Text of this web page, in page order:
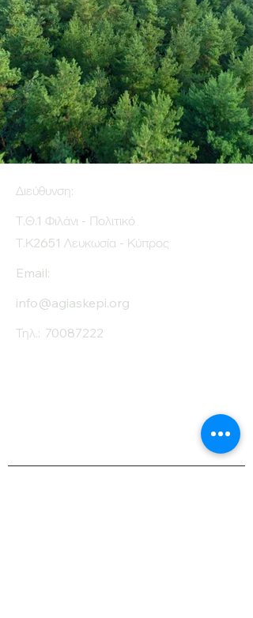
Διεύθυνση:
Τ.Θ.1 Φιλάνι - Πολιτικό
Τ.Κ2651 Λευκωσία - Κύπρος
Email:
info@agiaskepi.org
Τηλ.: 70087222